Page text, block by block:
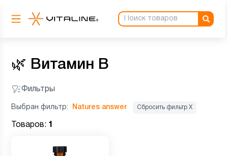
🌿 Витамин B
Фильтры
Выбран фильтр: Natures answer Сбросить фильтр Х
Товаров: 1